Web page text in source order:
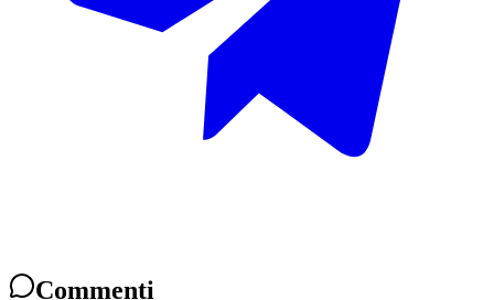
Commenti